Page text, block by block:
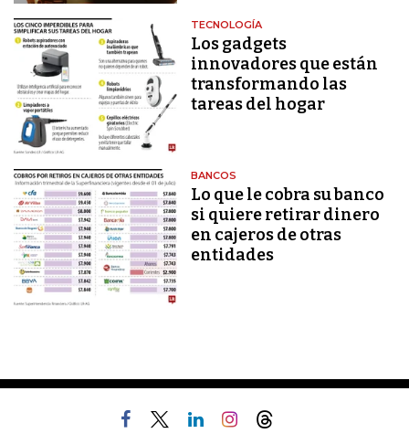
TECNOLOGÍA
Los gadgets
innovadores que están
transformando las
tareas del hogar
BANCOS
Lo que le cobra su banco
si quiere retirar dinero
en cajeros de otras
entidades